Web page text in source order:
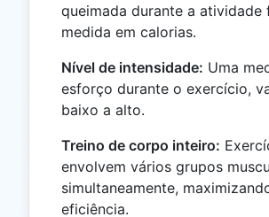
queimada durante a atividade
medida em calorias.
Nível de intensidade: Uma
esforço durante o exercício,
baixo a alto.
Treino de corpo inteiro:
envolvem vários grupos
simultaneamente,
eficiência.